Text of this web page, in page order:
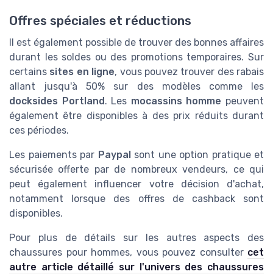
Offres spéciales et réductions
Il est également possible de trouver des bonnes affaires
durant les soldes ou des promotions temporaires. Sur
certains sites en ligne, vous pouvez trouver des rabais
allant jusqu'à 50% sur des modèles comme les
docksides Portland. Les mocassins homme peuvent
également être disponibles à des prix réduits durant
ces périodes.
Les paiements par Paypalsont une option pratique et
sécurisée offerte par de nombreux vendeurs, ce qui
peut également influencer votre décision d'achat,
notamment lorsque des offres de cashback sont
disponibles.
Pour plus de détails sur les autres aspects des
chaussures pour hommes, vous pouvez consulter cet
autre article détaillé sur l'univers des chaussures